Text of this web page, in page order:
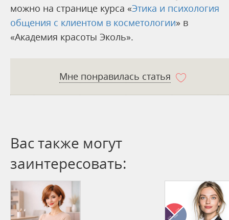
можно на странице курса «Этика и психология
общения с клиентом в косметологии» в
«Академия красоты Эколь».
Мне понравилась статья
Вас также могут
заинтересовать: